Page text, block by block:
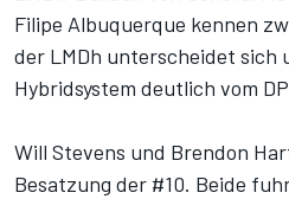
Filipe Albuquerque kennen
der LMDh unterscheidet sich
Hybridsystem deutlich vom
Will Stevens und Brendon
Besatzung der #10. Beide